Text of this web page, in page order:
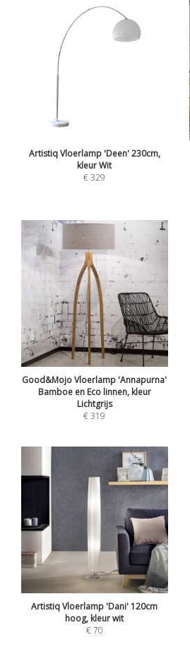
Artistiq Vloerlamp 'Deen' 230cm,
kleur Wit
€329
Good&Mojo Vloerlamp 'Annapurna'
Bamboe en Eco linnen, kleur
Lichtgrijs
€319
Artistiq Vloerlamp 'Dani' 120cm
hoog, kleur wit
€70